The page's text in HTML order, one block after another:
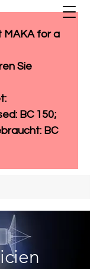
MAKA for a
Sie
BC 150;
BC